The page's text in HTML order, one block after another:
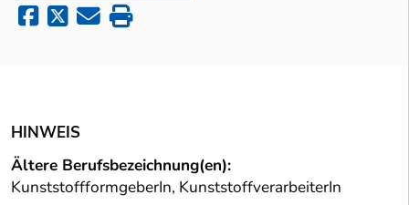
HINWEIS
Ältere Berufsbezeichnung(en):
KunststoffformgeberIn, KunststoffverarbeiterIn